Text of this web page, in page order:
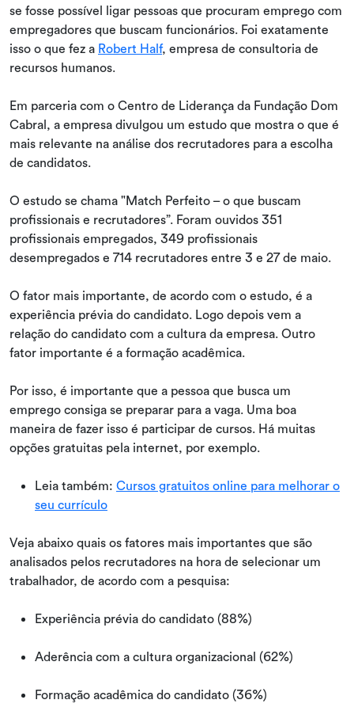
se fosse possível ligar pessoas que procuram emprego com
empregadores que buscam funcionários. Foi exatamente
isso o que fez a Robert Half, empresa de consultoria de
recursos humanos.
Em parceria com o Centro de Liderança da Fundação Dom
Cabral, a empresa divulgou um estudo que mostra o que é
mais relevante na análise dos recrutadores para a escolha
de candidatos.
O estudo se chama "Match Perfeito – o que buscam
profissionais e recrutadores”. Foram ouvidos 351
profissionais empregados, 349 profissionais
desempregados e 714 recrutadores entre 3 e 27 de maio.
O fator mais importante, de acordo com o estudo, é a
experiência prévia do candidato. Logo depois vem a
relação do candidato com a cultura da empresa. Outro
fator importante é a formação acadêmica.
Por isso, é importante que a pessoa que busca um
emprego consiga se preparar para a vaga. Uma boa
maneira de fazer isso é participar de cursos. Há muitas
opções gratuitas pela internet, por exemplo.
Leia também: Cursos gratuitos online para melhorar o
seu currículo
Veja abaixo quais os fatores mais importantes que são
analisados pelos recrutadores na hora de selecionar um
trabalhador, de acordo com a pesquisa:
Experiência prévia do candidato (88%)
Aderência com a cultura organizacional (62%)
Formação acadêmica do candidato (36%)